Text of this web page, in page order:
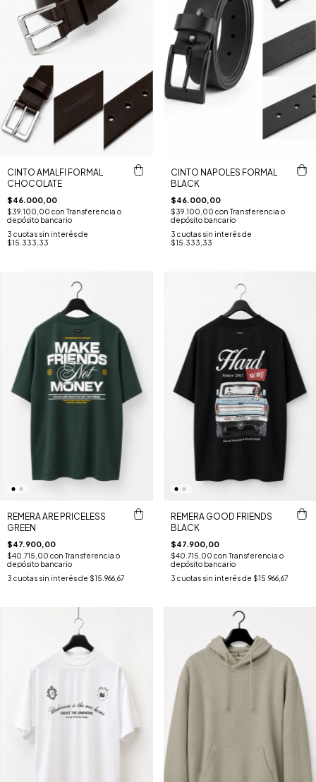
CINTO AMALFI FORMAL
CHOCOLATE
$46.000,00
$39.100,00 con Transferencia o
depósito bancario
3 cuotas sin interés de
$15.333,33
CINTO NAPOLES FORMAL
BLACK
$46.000,00
$39.100,00 con Transferencia o
depósito bancario
3 cuotas sin interés de
$15.333,33
REMERA ARE PRICELESS
GREEN
$47.900,00
$40.715,00 con Transferencia o
depósito bancario
3 cuotas sin interés de $15.966,67
REMERA GOOD FRIENDS
BLACK
$47.900,00
$40.715,00 con Transferencia o
depósito bancario
3 cuotas sin interés de $15.966,67